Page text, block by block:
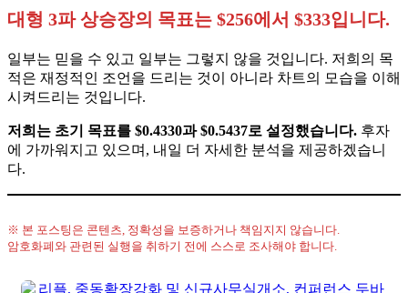
대형 3파 상승장의 목표는 $256에서 $333입니다.
일부는 믿을 수 있고 일부는 그렇지 않을 것입니다. 저희의 목
적은 재정적인 조언을 드리는 것이 아니라 차트의 모습을 이해
시켜드리는 것입니다.
저희는 초기 목표를 $0.4330과 $0.5437로 설정했습니다. 후자
에 가까워지고 있으며, 내일 더 자세한 분석을 제공하겠습니
다.
※ 본 포스팅은 콘텐츠, 정확성을 보증하거나 책임지지 않습니다.
암호화폐와 관련된 실행을 취하기 전에 스스로 조사해야 합니다.